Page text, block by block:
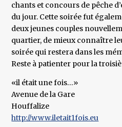
chants et concours de pêche
du jour. Cette soirée fut
deux jeunes couples
quartier, de mieux connaître
soirée qui restera dans les
Reste à patienter pour la
«il était une fois…»
Avenue de la Gare
Houffalize
http://www.iletait1fois.eu